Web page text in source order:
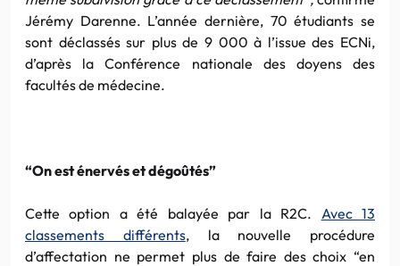
Jérémy Darenne. L’année dernière, 70 étudiants se
sont déclassés sur plus de 9 000 à l’issue des ECNi,
d’après la Conférence nationale des doyens des
facultés de médecine.
“On est énervés et dégoûtés”
Cette option a été balayée par la R2C. Avec 13
classements différents, la nouvelle procédure
d’affectation ne permet plus de faire des choix “en